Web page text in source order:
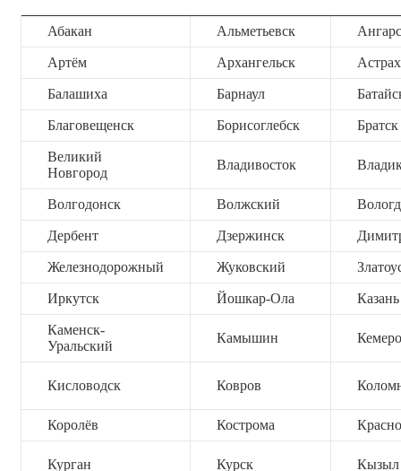
Абакан Альметьевск
Артём Архангельск
Балашиха Барнаул
Благовещенск Борисоглебск Братск
Великий
Новгород
Владивосток
Волгодонск Волжский
Дербент Дзержинск
Железнодорожный Жуковский
Иркутск Йошкар-Ола Казань
Каменск-
Уральский
Камышин
Кисловодск Ковров
Королёв Кострома
Курган Курск Кызыл